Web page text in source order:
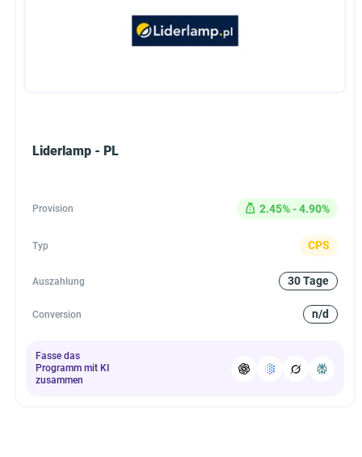
Liderlamp - PL
Provision 2.45% - 4.90%
Typ CPS
Auszahlung 30 Tage
Conversion n/d
Fasse das
Programm mit KI
zusammen